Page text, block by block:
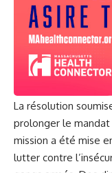
La résolution
prolonger le mandat
mission a été mise
lutter contre